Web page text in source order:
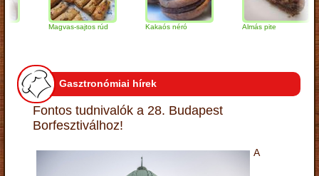
Magvas-sajtos rúd Kakaós néró Almás pite
Gasztronómiai hírek
Fontos tudnivalók a 28. Budapest
Borfesztiválhoz!
A